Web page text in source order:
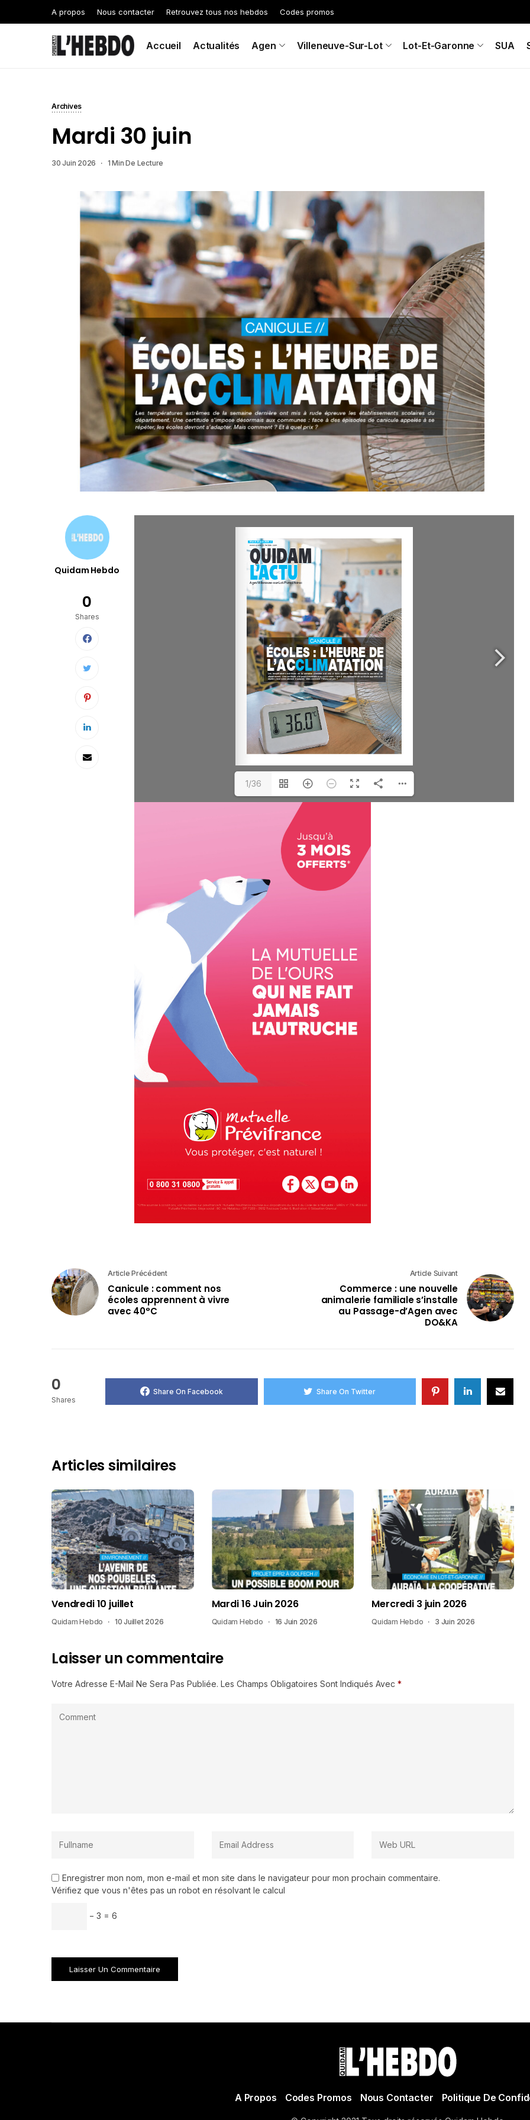
A propos Nous contacter Retrouvez tous nos hebdos Codes promos
Accueil Actualités Agen Villeneuve-Sur-Lot Lot-Et-Garonne SUA
Archives
Mardi 30 juin
30 Juin 2026 1 Min De Lecture
Quidam Hebdo
0
Shares
1/36
Article Précédent
Canicule : comment nos
écoles apprennent à vivre
avec 40°C
Article Suivant
Commerce : une nouvelle
animalerie familiale s’installe
au Passage-d’Agen avec
DO&KA
0
Shares
Share On Facebook Share On Twitter
Articles similaires
Vendredi 10 juillet
Quidam Hebdo 10 Juillet 2026
Mardi 16 Juin 2026
Quidam Hebdo 16 Juin 2026
Mercredi 3 juin 2026
Quidam Hebdo 3 Juin 2026
Laisser un commentaire
Votre Adresse E-Mail Ne Sera Pas Publiée. Les Champs Obligatoires Sont Indiqués Avec *
Enregistrer mon nom, mon e-mail et mon site dans le navigateur pour mon prochain commentaire.
Vérifiez que vous n'êtes pas un robot en résolvant le calcul
− 3 = 6
A Propos Codes Promos Nous Contacter Politique De